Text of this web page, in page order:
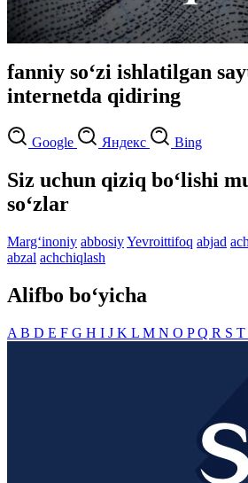
fanniy so‘zi ishlatilgan
internetda qidiring
Google Яндекс Bing
Siz uchun qiziq bo‘lishi
so‘zlar
Marg‘inoniy abbosiyYevroittifoq abjad
abzal achchiqlash
Alifbo bo‘yicha
A B D E F G H I J K L M N O PQ R S T